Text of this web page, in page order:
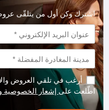
اشترك وكن أول من يتلقّى
أرغب في تلقي العروض
اطّلعت على إشعار الخصوصية